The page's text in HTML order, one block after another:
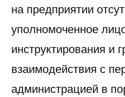
на предприятии
уполномоченное
инструктирования и
взаимодействия с
администрацией в